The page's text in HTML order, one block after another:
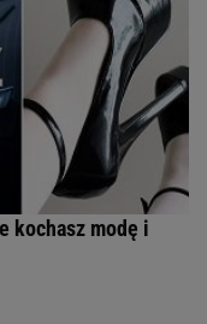
kochasz modę i